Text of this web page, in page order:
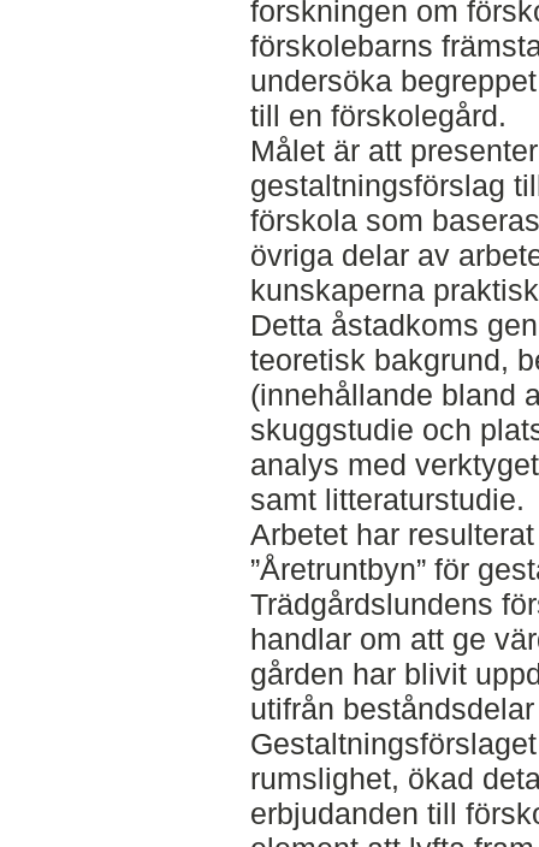
forskningen om
förskolebarns
undersöka
till en förskolegård.
Målet är att
gestaltningsförslag
förskola som
övriga delar av
kunskaperna
Detta åstadkoms
teoretisk bakgrund,
(innehållande bland
skuggstudie och
analys med
samt litteraturstudie.
Arbetet har
”Åretruntbyn” för
Trädgårdslundens
handlar om att ge
gården har blivit
utifrån
rumslighet, ökad
erbjudanden till